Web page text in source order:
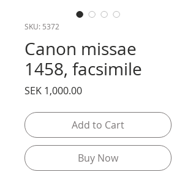
SKU: 5372
Canon missae
1458, facsimile
SEK 1,000.00Price
Add to Cart
Buy Now